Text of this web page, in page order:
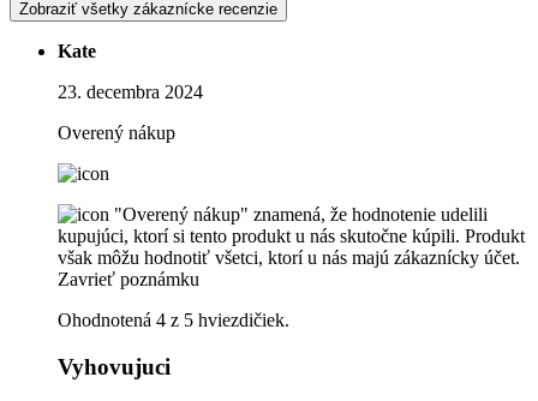
Zobraziť všetky zákaznícke recenzie
Kate
23. decembra 2024
Overený nákup
"Overený nákup" znamená, že hodnotenie udelili
kupujúci, ktorí si tento produkt u nás skutočne kúpili. Produkt
však môžu hodnotiť všetci, ktorí u nás majú zákaznícky účet.
Zavrieť poznámku
Ohodnotená 4 z 5 hviezdičiek.
Vyhovujuci